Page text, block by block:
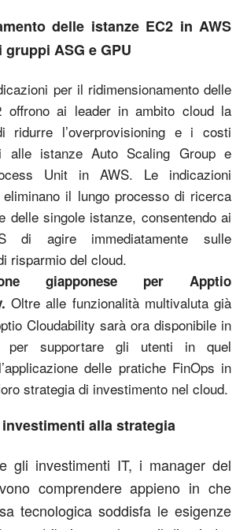
delle istanze EC2 in AWS
gruppi ASG e GPU
per il ridimensionamento delle
offrono ai leader in ambito cloud la
ridurre l’overprovisioning e i costi
alle istanze Auto Scaling Group e
Unit in AWS. Le indicazioni
eliminano il lungo processo di ricerca
delle singole istanze, consentendo ai
di agire immediatamente sulle
risparmio del cloud.
giapponese per Apptio
Oltre alle funzionalità multivaluta già
Cloudability sarà ora disponibile in
per supportare gli utenti in quel
delle pratiche FinOps in
strategia di investimento nel cloud.
alla strategia
gli investimenti IT, i manager del
comprendere appieno in che
tecnologica soddisfa le esigenze